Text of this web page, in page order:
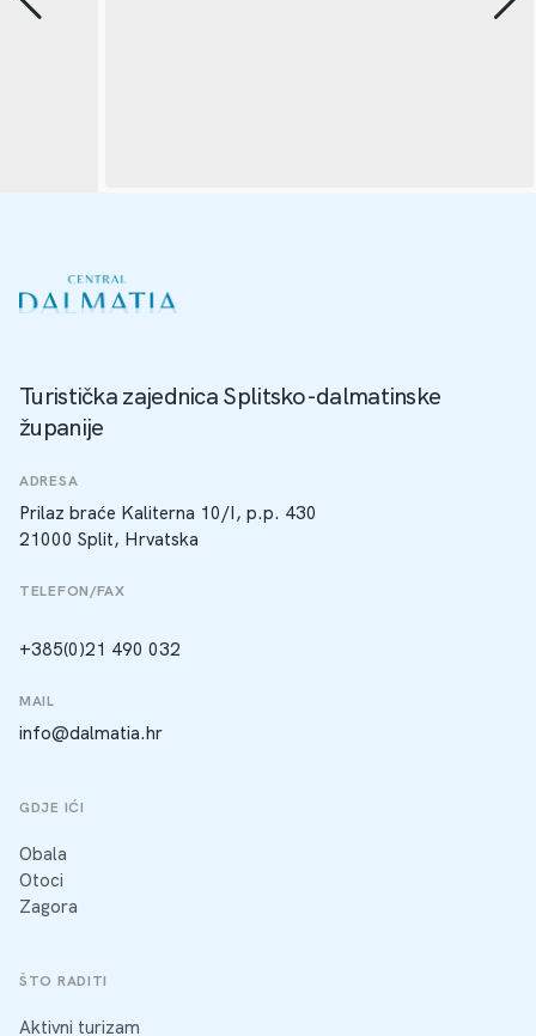
Turistička zajednica Splitsko-dalmatinske
županije
ADRESA
Prilaz braće Kaliterna 10/I, p.p. 430
21000 Split, Hrvatska
TELEFON/FAX
+385(0)21 490 032
MAIL
info@dalmatia.hr
GDJE IĆI
Obala
Otoci
Zagora
ŠTO RADITI
Aktivni turizam